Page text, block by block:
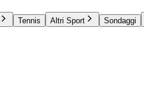
Tennis Altri Sport Sondaggi